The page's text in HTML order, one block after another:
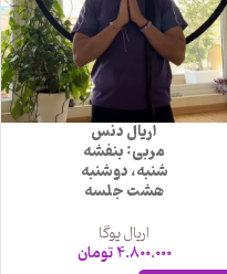
اریال دنس
مربی: بنفشه
شنبه، دوشنبه
هشت جلسه
اریال یوگا
4.800.000تومان